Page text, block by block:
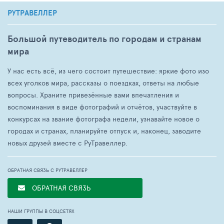
РУТРАВЕЛЛЕР
Большой путеводитель по городам и странам
мира
У нас есть всё, из чего состоит путешествие: яркие фото изо
всех уголков мира, рассказы о поездках, ответы на любые
вопросы. Храните привезённые вами впечатления и
воспоминания в виде фотографий и отчётов, участвуйте в
конкурсах на звание фотографа недели, узнавайте новое о
городах и странах, планируйте отпуск и, наконец, заводите
новых друзей вместе с РуТравеллер.
ОБРАТНАЯ СВЯЗЬ С РУТРАВЕЛЛЕР
ОБРАТНАЯ СВЯЗЬ
НАШИ ГРУППЫ В СОЦСЕТЯХ